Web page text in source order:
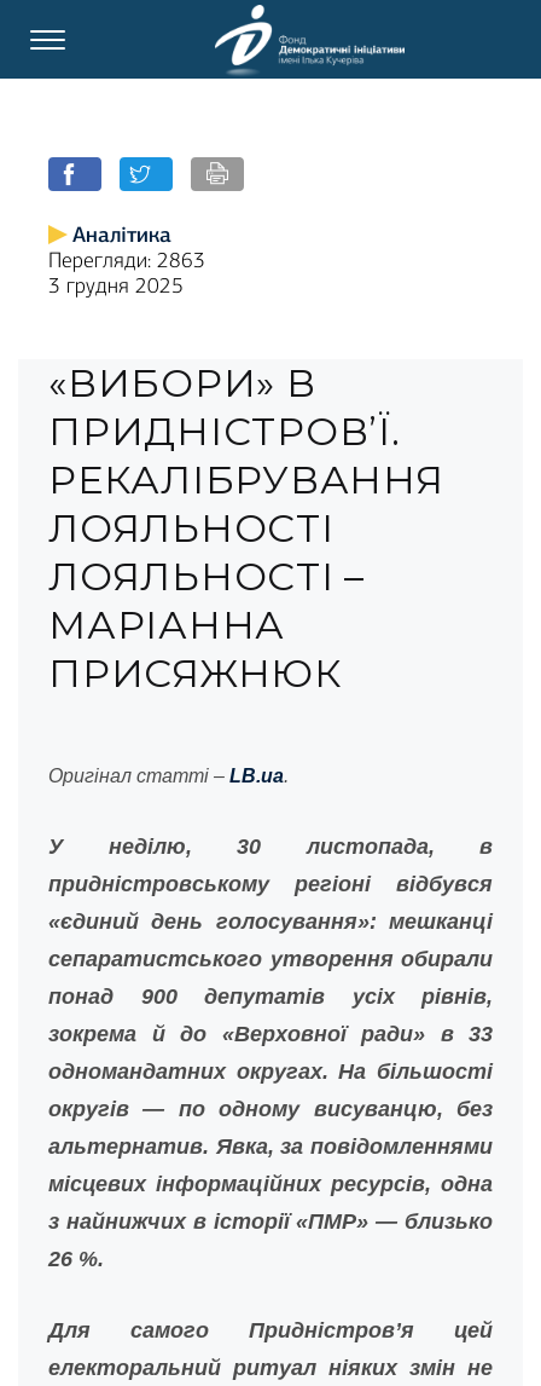
Аналітика
Перегляди: 2863
3 грудня 2025
«ВИБОРИ» В
ПРИДНІСТРОВ’Ї.
РЕКАЛІБРУВАННЯ
ЛОЯЛЬНОСТІ
ЛОЯЛЬНОСТІ –
МАРІАННА
ПРИСЯЖНЮК
Оригінал статті – LB.ua.
У неділю, 30 листопада, в
придністровському регіоні відбувся
«єдиний день голосування»: мешканці
сепаратистського утворення обирали
понад 900 депутатів усіх рівнів,
зокрема й до «Верховної ради» в 33
одномандатних округах. На більшості
округів — по одному висуванцю, без
альтернатив. Явка, за повідомленнями
місцевих інформаційних ресурсів, одна
з найнижчих в історії «ПМР» — близько
26 %.
Для самого Придністров’я цей
електоральний ритуал ніяких змін не